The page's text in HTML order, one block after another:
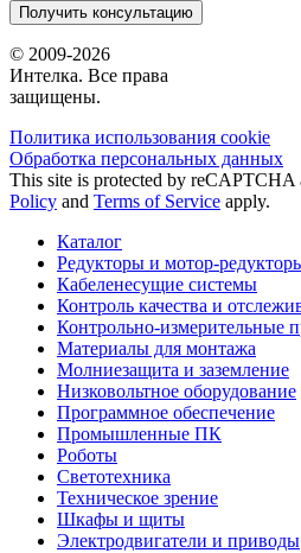
Получить консультацию
© 2009-2026
Интелка. Все права
защищены.
Политика использования сookie
Обработка персональных данных
This site is protected by reCAPTCHA
Policy and Terms of Service apply.
Каталог
Редукторы и мотор-
Кабеленесущие системы
Контроль качества и
Контрольно-
Материалы для монтажа
Молниезащита и заземление
Низковольтное оборудование
Программное обеспечение
Промышленные ПК
Роботы
Светотехника
Техническое зрение
Шкафы и щиты
Электродвигатели и приводы